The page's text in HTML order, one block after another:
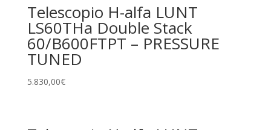
Telescopio H-alfa LUNT
LS60THa Double Stack
60/B600FTPT – PRESSURE
TUNED
5.830,00€